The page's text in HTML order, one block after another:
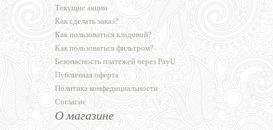
Текущие акции
Как сделать заказ?
Как пользоваться кладовой?
Как пользоваться фильтром?
Безопасность платежей через PayU
Публичная оферта
Политика конфедициальности
Согласие
О магазине